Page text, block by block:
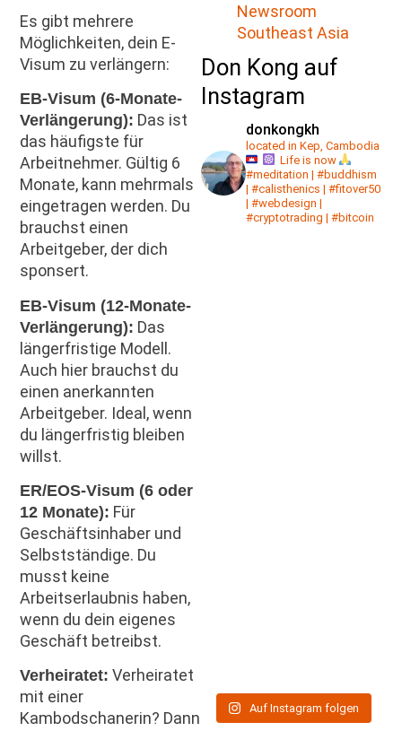
Es gibt mehrere
Möglichkeiten, dein E-
Visum zu verlängern:
EB-Visum (6-Monate-
Verlängerung): Das ist
das häufigste für
Arbeitnehmer. Gültig 6
Monate, kann mehrmals
eingetragen werden. Du
brauchst einen
Arbeitgeber, der dich
sponsert.
EB-Visum (12-Monate-
Verlängerung): Das
längerfristige Modell.
Auch hier brauchst du
einen anerkannten
Arbeitgeber. Ideal, wenn
du längerfristig bleiben
willst.
ER/EOS-Visum (6 oder
12 Monate): Für
Geschäftsinhaber und
Selbstständige. Du
musst keine
Arbeitserlaubnis haben,
wenn du dein eigenes
Geschäft betreibst.
Verheiratet: Verheiratet
mit einer
Kambodschanerin? Dann
Newsroom
Southeast Asia
Don Kong auf
Instagram
donkongkh
located in Kep, Cambodia
Life is now
#meditation | #buddhism
| #calisthenics | #fitover50
| #webdesign |
#cryptotrading | #bitcoin
Auf Instagram folgen